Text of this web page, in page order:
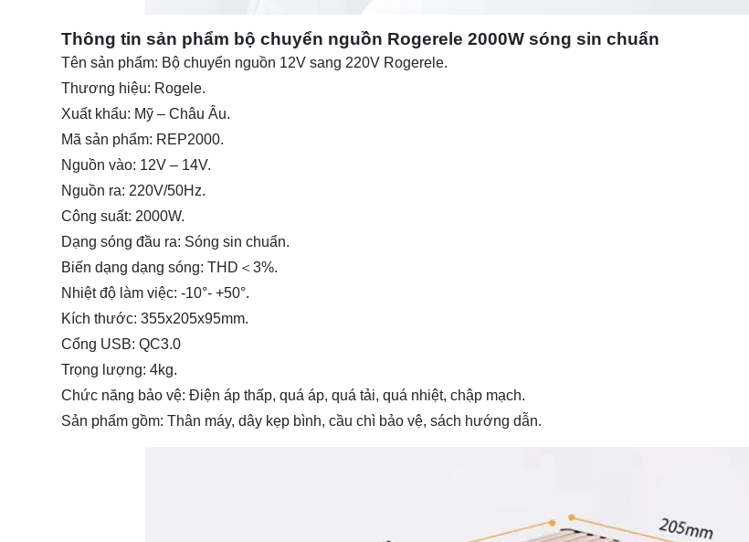
Thông tin sản phẩm bộ chuyển nguồn Rogerele 2000W sóng sin chuẩn
Tên sản phẩm: Bộ chuyển nguồn 12V sang 220V Rogerele.
Thương hiệu: Rogele.
Xuất khẩu: Mỹ – Châu Âu.
Mã sản phẩm: REP2000.
Nguồn vào: 12V – 14V.
Nguồn ra: 220V/50Hz.
Công suất: 2000W.
Dạng sóng đầu ra: Sóng sin chuẩn.
Biến dạng dạng sóng: THD＜3%.
Nhiệt độ làm việc: -10°- +50°.
Kích thước: 355x205x95mm.
Cổng USB: QC3.0
Trọng lượng: 4kg.
Chức năng bảo vệ: Điện áp thấp, quá áp, quá tải, quá nhiệt, chập mạch.
Sản phẩm gồm: Thân máy, dây kẹp bình, cầu chì bảo vệ, sách hướng dẫn.